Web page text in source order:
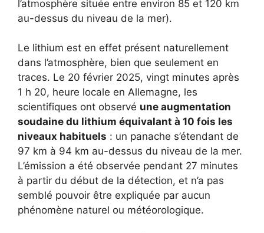
l’atmosphère située entre environ 85 et 120 km
au-dessus du niveau de la mer).
Le lithium est en effet présent naturellement
dans l’atmosphère, bien que seulement en
traces. Le 20 février 2025, vingt minutes après
1 h 20, heure locale en Allemagne, les
scientifiques ont observé une augmentation
soudaine du lithium équivalant à 10 fois les
niveaux habituels : un panache s’étendant de
97 km à 94 km au-dessus du niveau de la mer.
L’émission a été observée pendant 27 minutes
à partir du début de la détection, et n’a pas
semblé pouvoir être expliquée par aucun
phénomène naturel ou météorologique.